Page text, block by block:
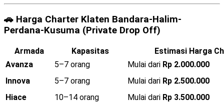
🚗 Harga Charter Klaten Bandara-Halim-
Perdana-Kusuma (Private Drop Off)
Armada Kapasitas
Estimasi Harga
Avanza
5–7 orang Mulai dari Rp 2.000.000
Innova
5–7 orang Mulai dari Rp 2.500.000
Hiace
10–14 orang Mulai dari Rp 3.500.000